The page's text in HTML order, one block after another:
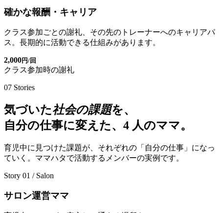
確かな報酬・キャリア
クラス参加ごとの謝礼、その先のトレーナーへのキャリアパ
ス。長期的に活動できる仕組みがあります。
2,000円/回
クラス参加時の謝礼
07 Stories
気づいた社会の課題を、
自分の仕事に変えた、4 人のママ。
育児中に見つけた課題が、それぞれの「自分の仕事」になっ
ていく。ママハタで活動するメンバーの実例です。
Story 01 / Salon
サロン運営ママ